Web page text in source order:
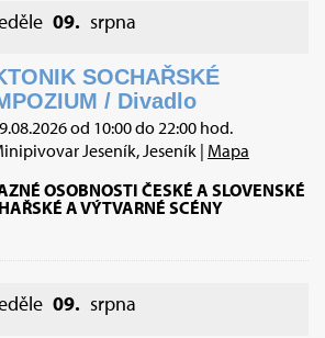
09. srpna
SOCHAŘSKÉ
/ Divadlo
od 10:00 do 22:00 hod.
Jeseník, Jeseník | Mapa
OSOBNOSTI ČESKÉ A SLOVENSKÉ
A VÝTVARNÉ SCÉNY
09. srpna